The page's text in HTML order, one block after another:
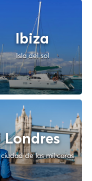
Ibiza
Isla del sol
Londres
de las mil caras